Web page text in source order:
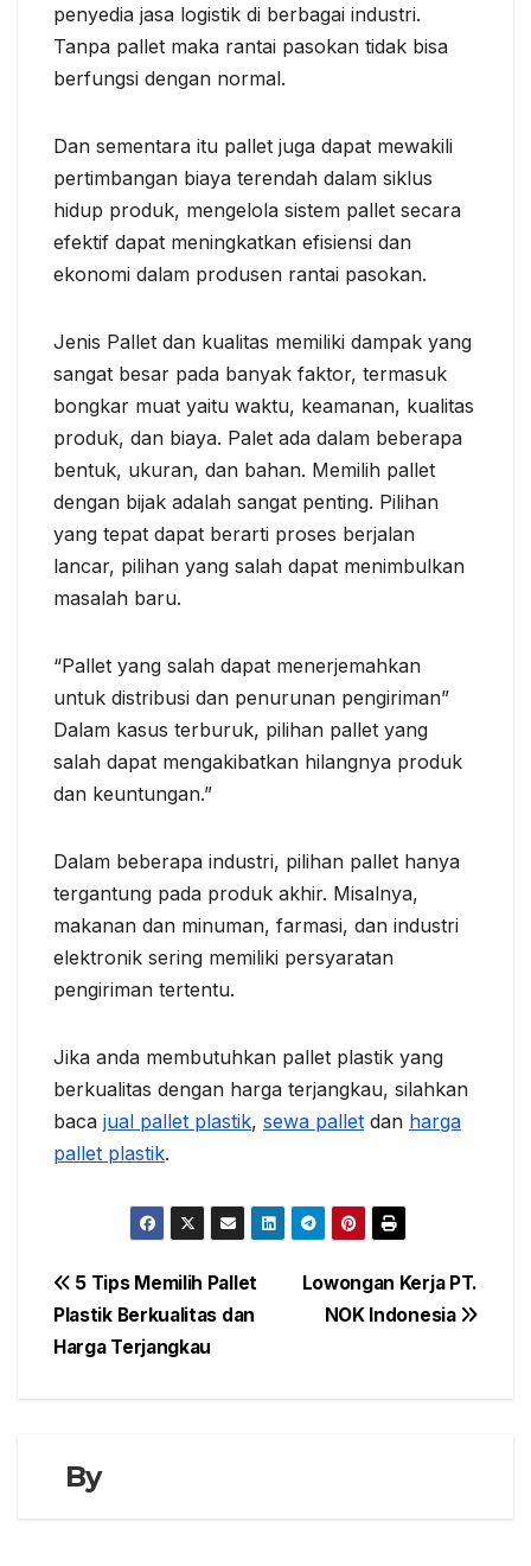
penyedia jasa logistik di berbagai industri.
Tanpa pallet maka rantai pasokan tidak bisa
berfungsi dengan normal.
Dan sementara itu pallet juga dapat mewakili
pertimbangan biaya terendah dalam siklus
hidup produk, mengelola sistem pallet secara
efektif dapat meningkatkan efisiensi dan
ekonomi dalam produsen rantai pasokan.
Jenis Pallet dan kualitas memiliki dampak yang
sangat besar pada banyak faktor, termasuk
bongkar muat yaitu waktu, keamanan, kualitas
produk, dan biaya. Palet ada dalam beberapa
bentuk, ukuran, dan bahan. Memilih pallet
dengan bijak adalah sangat penting. Pilihan
yang tepat dapat berarti proses berjalan
lancar, pilihan yang salah dapat menimbulkan
masalah baru.
“Pallet yang salah dapat menerjemahkan
untuk distribusi dan penurunan pengiriman”
Dalam kasus terburuk, pilihan pallet yang
salah dapat mengakibatkan hilangnya produk
dan keuntungan.”
Dalam beberapa industri, pilihan pallet hanya
tergantung pada produk akhir. Misalnya,
makanan dan minuman, farmasi, dan industri
elektronik sering memiliki persyaratan
pengiriman tertentu.
Jika anda membutuhkan pallet plastik yang
berkualitas dengan harga terjangkau, silahkan
baca jual pallet plastik, sewa pallet dan harga
pallet plastik.
Navigasi
pos
Lowongan Kerja PT.
NOK Indonesia
5 Tips Memilih Pallet
Plastik Berkualitas dan
Harga Terjangkau
By